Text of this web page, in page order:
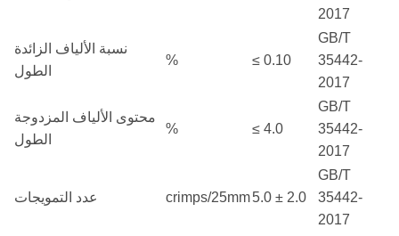
2017
نسبة الألياف الزائدة
الطول
% ≤ 0.10
GB/T
35442-
2017
محتوى الألياف المزدوجة
الطول
% ≤ 4.0
GB/T
35442-
2017
عدد التمويجات crimps/25mm5.0 ± 2.0
GB/T
35442-
2017